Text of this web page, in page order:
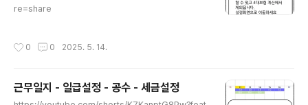
re=share
0 0 2025. 5. 14.
근무일지 - 일급설정 - 공수 - 세금설정